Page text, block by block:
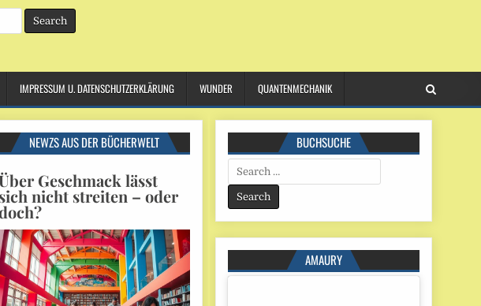
IMPRESSUM U. DATENSCHUTZERKLÄRUNG WUNDER QUANTENMECHANIK
NEWZS AUS DER BÜCHERWELT
Geschmack lässt
sich nicht streiten – oder
BUCHSUCHE
Search
for:
AMAURY